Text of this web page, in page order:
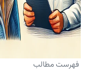
فهرست مطالب